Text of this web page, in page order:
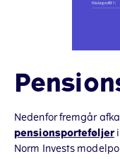
Nedenfor fremgår
pensionsporteføljeri
Norm Invests